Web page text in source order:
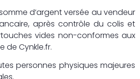
d’argent versée au vendeur
après contrôle du colis et
vides non-conformes aux
de Cynkle.fr.
personnes physiques majeures